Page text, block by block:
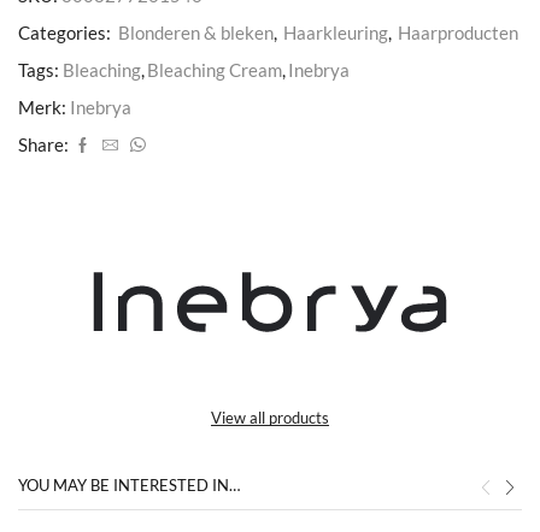
Categories: Blonderen & bleken, Haarkleuring, Haarproducten
Tags: Bleaching,Bleaching Cream,Inebrya
Merk: Inebrya
Share:
View all products
YOU MAY BE INTERESTED IN…